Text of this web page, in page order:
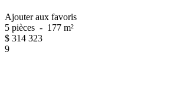
Ajouter aux favoris
5 pièces - 177 m²
$ 314 323
9